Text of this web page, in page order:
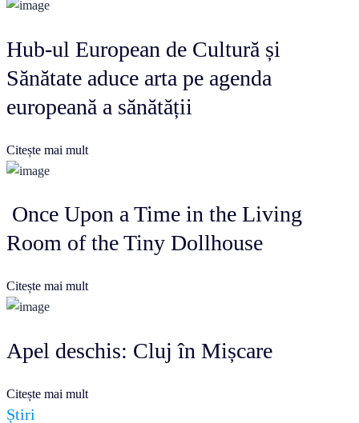
Hub-ul European de Cultură și
Sănătate aduce arta pe agenda
europeană a sănătății
Citește mai mult
Once Upon a Time in the Living
Room of the Tiny Dollhouse
Citește mai mult
Apel deschis: Cluj în Mișcare
Citește mai mult
Știri